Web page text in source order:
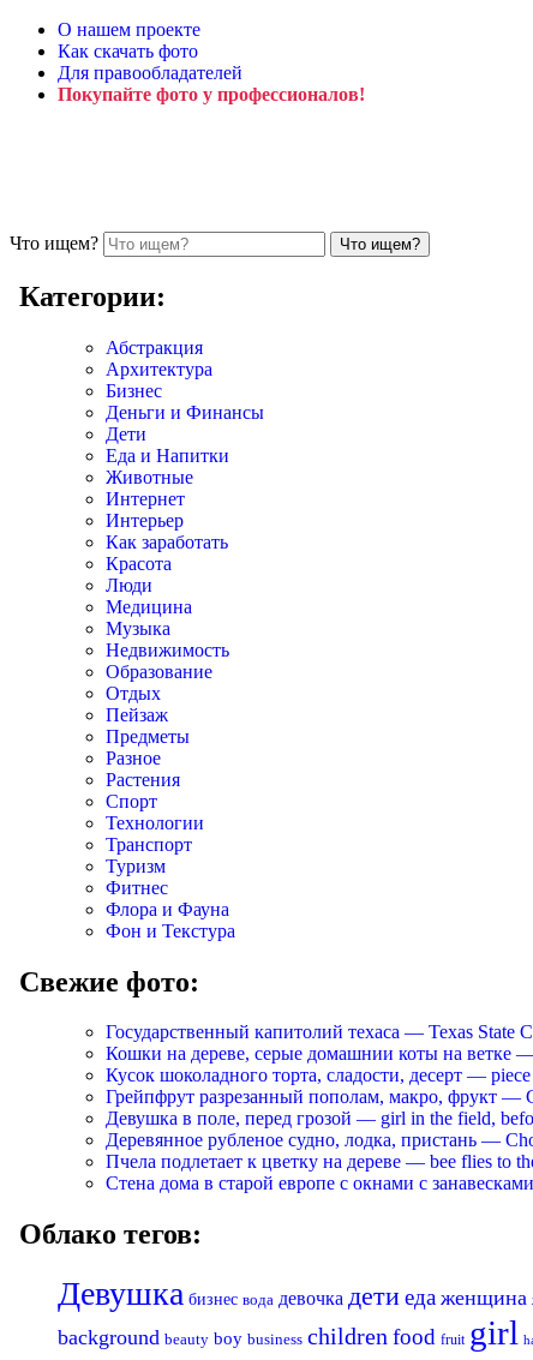
О нашем проекте
Как скачать фото
Для правообладателей
Покупайте фото у профессионалов!
Что ищем?
Категории:
Абстракция
Архитектура
Бизнес
Деньги и Финансы
Дети
Еда и Напитки
Животные
Интернет
Интерьер
Как заработать
Красота
Люди
Медицина
Музыка
Недвижимость
Образование
Отдых
Пейзаж
Предметы
Разное
Растения
Спорт
Технологии
Транспорт
Туризм
Фитнес
Флора и Фауна
Фон и Текстура
Свежие фото:
Государственный капитолий техаса — Texas State
Кошки на дереве, серые домашнии коты на ветке —
Кусок шоколадного торта, сладости, десерт —
Грейпфрут разрезанный пополам, макро, фрукт —
Девушка в поле, перед грозой — girl in the field,
Деревянное рубленое судно, лодка, пристань —
Пчела подлетает к цветку на дереве — bee flies to
Стена дома в старой европе с окнами с
Облако тегов:
Девушка бизнес вода девочка детиеда женщина
background beauty boy business childrenfood fruit girl